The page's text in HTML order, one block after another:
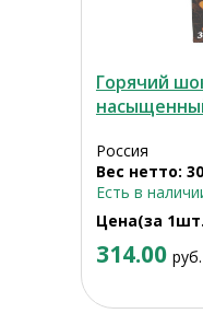
Горячий
Россия
Вес нетто:
Есть в
Цена(за
314.00 руб.